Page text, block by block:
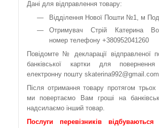
Дані для відправлення товару:
Відділення Нової Пошти №1, м
Отримувач Стрій Катерина
номер телефону +380952041260
Повідомте № декларації відправленої
банківської картки для
електронну пошту skaterina992@gmail.com
Після отримання товару протягом трьох
ми повертаємо Вам гроші на
надсилаємо інший товар.
Послуги перевізників